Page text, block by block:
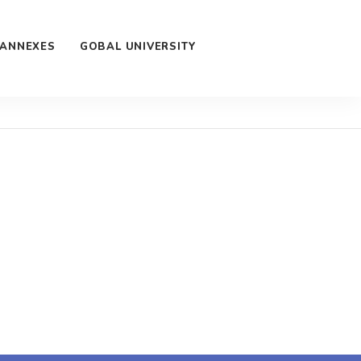
GOBAL UNIVERSITY